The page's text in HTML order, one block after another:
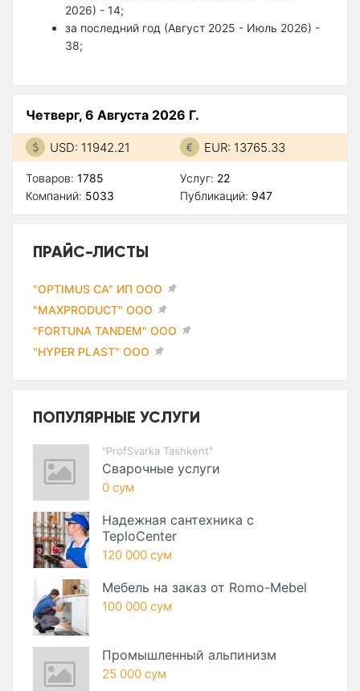
2026) - 14;
за последний год (Август 2025 - Июль 2026) -
38;
Четверг, 6 Августа 2026 Г.
USD: 11942.21 EUR: 13765.33
Товаров: 1785
Компаний: 5033
Услуг: 22
Публикаций: 947
ПРАЙС-ЛИСТЫ
"OPTIMUS CA" ИП ООО
"MAXPRODUCT" ООО
"FORTUNA TANDEM" ООО
"HYPER PLAST" ООО
ПОПУЛЯРНЫЕ УСЛУГИ
"ProfSvarka Tashkent"
Сварочные услуги
0 сум
Надежная сантехника с
TeploCenter
120 000 сум
Мебель на заказ от Romo-Mebel
100 000 сум
Промышленный альпинизм
25 000 сум